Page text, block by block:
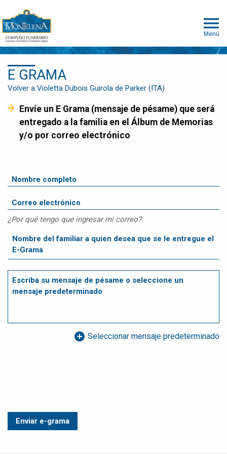
Menú
E GRAMA
Volver a Violetta Dubois Guirola de Parker (ITA)
Envíe un E Grama (mensaje de pésame) que será
entregado a la familia en el Álbum de Memorias
y/o por correo electrónico
¿Por qué tengo que ingresar mi correo?
add_circle Seleccionar mensaje predeterminado